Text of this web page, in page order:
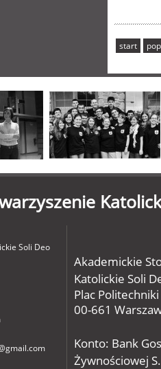
start
Soli Deo
Akademickie
Katolickie Soli
Plac
00-661
Konto: Bank
Żywnościowej